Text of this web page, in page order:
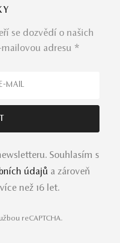
se dozvědí o našich
adresu *
Souhlasím s
údajů a zároveň
než 16 let.
reCAPTCHA.